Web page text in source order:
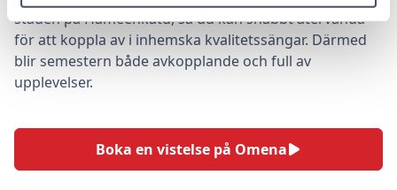
staden på Hämeenkatu, så du kan snabbt återvända
för att koppla av i inhemska kvalitetssängar. Därmed
blir semestern både avkopplande och full av
upplevelser.
Boka en vistelse på Omena